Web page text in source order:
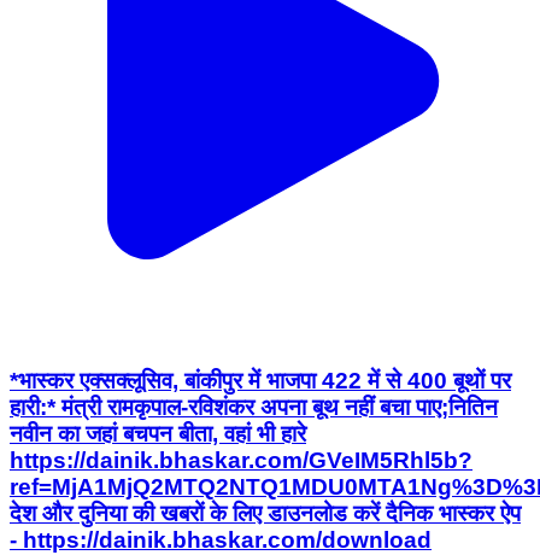
*भास्कर एक्सक्लूसिव, बांकीपुर में भाजपा 422 में से 400 बूथों पर
हारी:* मंत्री रामकृपाल-रविशंकर अपना बूथ नहीं बचा पाए;नितिन
नवीन का जहां बचपन बीता, वहां भी हारे
https://dainik.bhaskar.com/GVeIM5Rhl5b?
देश और दुनिया की खबरों के लिए डाउनलोड करें दैनिक भास्कर ऐप
- https://dainik.bhaskar.com/download